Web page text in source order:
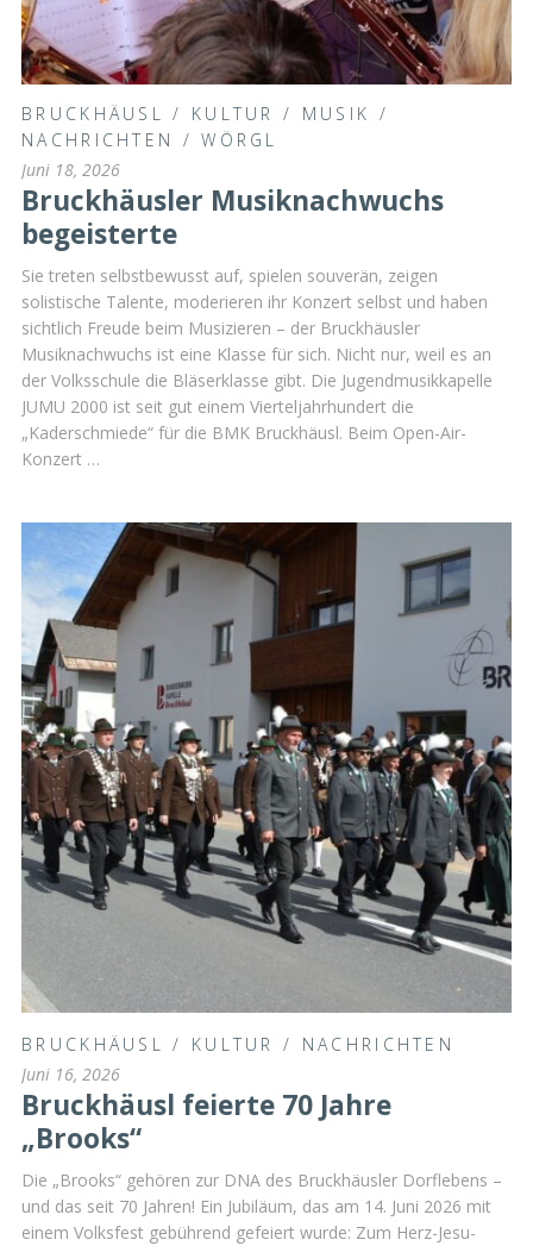
BRUCKHÄUSL / KULTUR / MUSIK /
NACHRICHTEN
/WÖRGL
Juni 18, 2026
Bruckhäusler Musiknachwuchs
begeisterte
Sie treten selbstbewusst auf, spielen souverän, zeigen
solistische Talente, moderieren ihr Konzert selbst und haben
sichtlich Freude beim Musizieren – der Bruckhäusler
Musiknachwuchs ist eine Klasse für sich. Nicht nur, weil es an
der Volksschule die Bläserklasse gibt. Die Jugendmusikkapelle
JUMU 2000 ist seit gut einem Vierteljahrhundert die
„Kaderschmiede“ für die BMK Bruckhäusl. Beim Open-Air-
Konzert …
BRUCKHÄUSL / KULTUR / NACHRICHTEN
Juni 16, 2026
Bruckhäusl feierte 70 Jahre
„Brooks“
Die „Brooks“ gehören zur DNA des Bruckhäusler Dorflebens –
und das seit 70 Jahren! Ein Jubiläum, das am 14. Juni 2026 mit
einem Volksfest gebührend gefeiert wurde: Zum Herz-Jesu-